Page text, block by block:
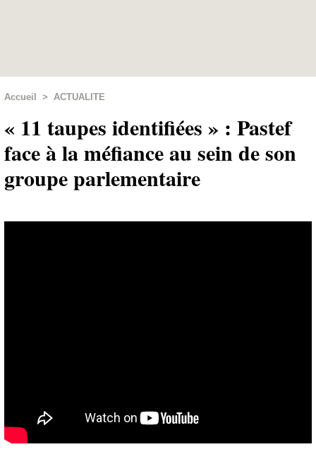
Accueil > ACTUALITE
« 11 taupes identifiées » : Pastef
face à la méfiance au sein de son
groupe parlementaire